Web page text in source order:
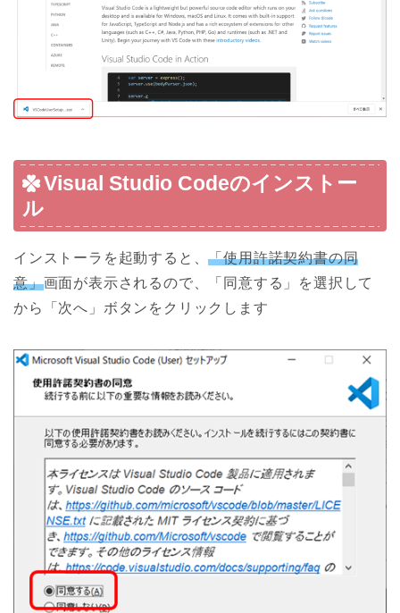
Visual Studio Codeのインストー
ル
インストーラを起動すると、「使用許諾契約書の同
意」画面が表示されるので、「同意する」を選択して
から「次へ」ボタンをクリックします